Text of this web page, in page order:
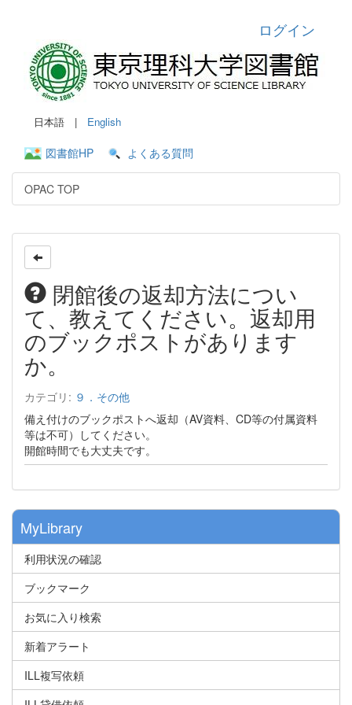
ログイン
日本語 | English
図書館HP よくある質問
OPAC TOP
閉館後の返却方法につい
て、教えてください。返却用
のブックポストがあります
か。
カテゴリ: ９．その他
備え付けのブックポストへ返却（AV資料、CD等の付属資料
等は不可）してください。
開館時間でも大丈夫です。
MyLibrary
利用状況の確認
ブックマーク
お気に入り検索
新着アラート
ILL複写依頼